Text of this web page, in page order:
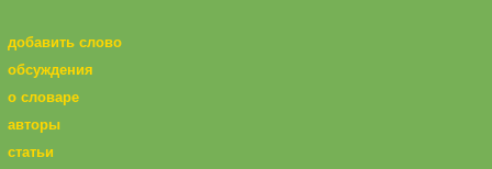
добавить слово
обсуждения
о словаре
авторы
статьи